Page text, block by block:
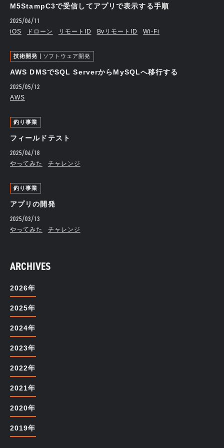
M5StampC3で受信してアプリで表示する手順
2025/06/11
iOS ドローン リモートID BvリモートID Wi-Fi
技術開発 ソフトウェア開発
AWS DMSでSQL ServerからMySQLへ移行する
2025/05/12
AWS
釣り事業
フィールドテスト
2025/04/18
やってみた チャレンジ
釣り事業
アプリの開発
2025/03/13
やってみた チャレンジ
ARCHIVES
2026年
2025年
2024年
2023年
2022年
2021年
2020年
2019年